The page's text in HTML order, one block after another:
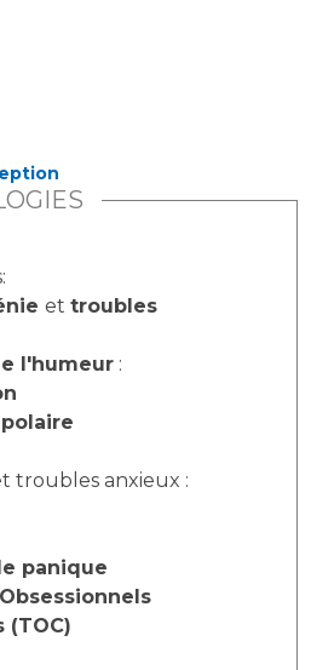
et troubles
l'humeur :
troubles anxieux :
panique
(TOC)